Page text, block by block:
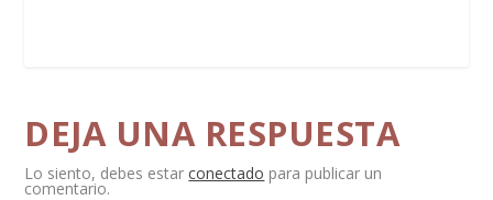
DEJA UNA RESPUESTA
Lo siento, debes estarconectado para publicar un
comentario.